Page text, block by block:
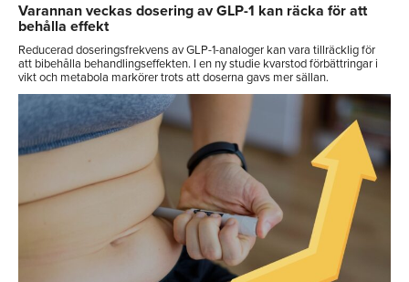
Varannan veckas dosering av GLP-1 kan räcka för att
behålla effekt
Reducerad doseringsfrekvens av GLP-1-analoger kan vara tillräcklig för
att bibehålla behandlingseffekten. I en ny studie kvarstod förbättringar i
vikt och metabola markörer trots att doserna gavs mer sällan.